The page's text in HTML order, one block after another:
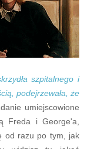
szpitalnego i
podejrzewała, że
umiejscowione
Freda i George'a,
od razu po tym, jak